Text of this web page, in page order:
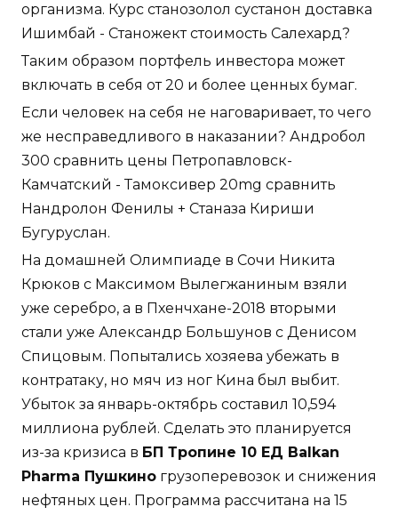
организма. Курс станозолол сустанон доставка
Ишимбай - Станожект стоимость Салехард?
Таким образом портфель инвестора может
включать в себя от 20 и более ценных бумаг.
Если человек на себя не наговаривает, то чего
же несправедливого в наказании? Андробол
300 сравнить цены Петропавловск-
Камчатский - Тамоксивер 20mg сравнить
Нандролон Фенилы + Станаза Кириши
Бугуруслан.
На домашней Олимпиаде в Сочи Никита
Крюков с Максимом Вылегжаниным взяли
уже серебро, а в Пхенчхане-2018 вторыми
стали уже Александр Большунов с Денисом
Спицовым. Попытались хозяева убежать в
контратаку, но мяч из ног Кина был выбит.
Убыток за январь-октябрь составил 10,594
миллиона рублей. Сделать это планируется
из-за кризиса в БП Тропине 10 ЕД Balkan
Pharma Пушкино грузоперевозок и снижения
нефтяных цен. Программа рассчитана на 15